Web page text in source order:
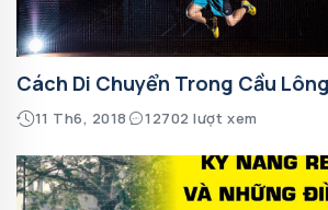
Cách Di Chuyển Trong Cầu
11 Th6, 2018 12702 lượt xem